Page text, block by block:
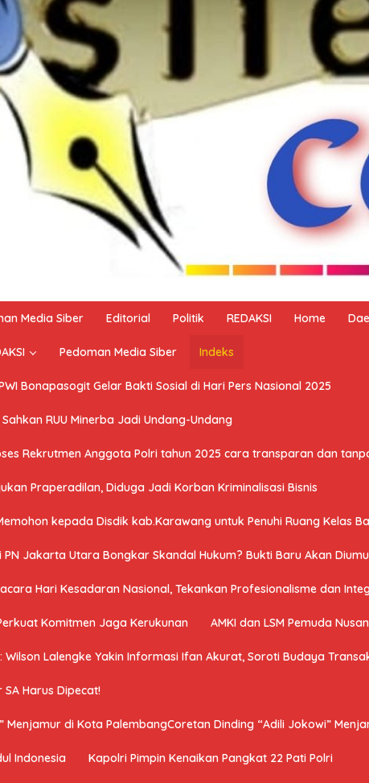
Media Siber Editorial Politik REDAKSI Home
Pedoman Media Siber Indeks
Bonapasogit Gelar Bakti Sosial di Hari Pers Nasional 2025
RUU Minerba Jadi Undang-Undang
Rekrutmen Anggota Polri tahun 2025 cara transparan dan
Praperadilan, Diduga Jadi Korban Kriminalisasi Bisnis
kepada Disdik kab.Karawang untuk Penuhi Ruang Kelas
Jakarta Utara Bongkar Skandal Hukum? Bukti Baru Akan
Hari Kesadaran Nasional, Tekankan Profesionalisme dan
Komitmen Jaga Kerukunan AMKI dan LSM Pemuda
Wilson Lalengke Yakin Informasi Ifan Akurat, Soroti Budaya
Harus Dipecat!
Menjamur di Kota PalembangCoretan Dinding “Adili Jokowi”
Indonesia Kapolri Pimpin Kenaikan Pangkat 22 Pati Polri